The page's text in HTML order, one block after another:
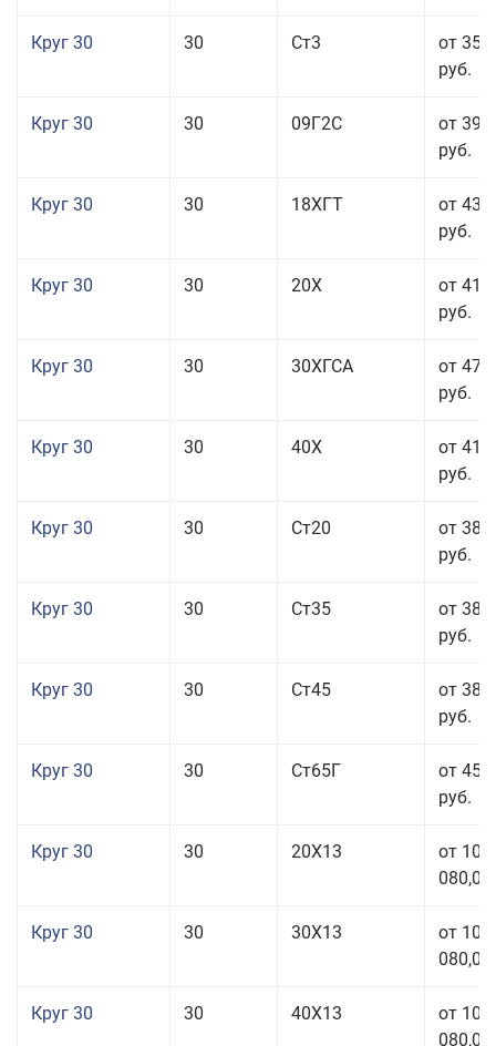
Круг 30 30 Ст3
от 35
руб.
Круг 30 30 09Г2С
от 39
руб.
Круг 30 30 18ХГТ
от 43
руб.
Круг 30 30 20Х
от 41
руб.
Круг 30 30 30ХГСА
от 47
руб.
Круг 30 30 40Х
от 41
руб.
Круг 30 30 Ст20
от 38
руб.
Круг 30 30 Ст35
от 38
руб.
Круг 30 30 Ст45
от 38
руб.
Круг 30 30 Ст65Г
от 45
руб.
Круг 30 30 20Х13
от 101
080,00
Круг 30 30 30Х13
от 101
080,00
Круг 30 30 40Х13
от 101
080,00